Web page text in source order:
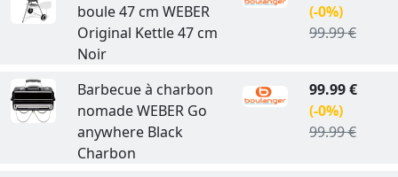
boule 47 cm WEBER
Original Kettle 47 cm
Noir
(-0%)
99.99 €
Barbecue à charbon
nomade WEBER Go
anywhere Black
Charbon
99.99 €
(-0%)
99.99 €